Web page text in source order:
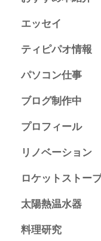
エッセイ
ティピパオ情報
パソコン仕事
ブログ制作中
プロフィール
リノベーション
ロケットストー
太陽熱温水器
料理研究